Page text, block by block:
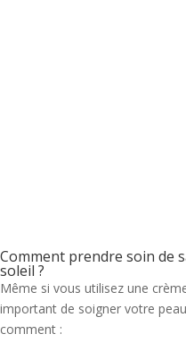
Comment prendre soin de
soleil ?
Même si vous utilisez une
important de soigner votre
comment :